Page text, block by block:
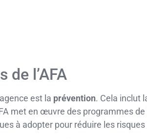
l’AFA
est la prévention. Cela inclut
met en œuvre des programmes
à adopter pour réduire les